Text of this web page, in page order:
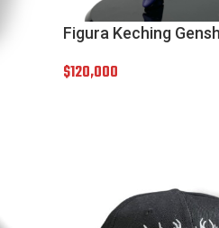
Figura Keching
$120,000